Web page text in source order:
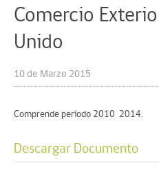
Comercio
Unido
10 de Marzo 2015
Comprende período 2010  2014.
Descargar Documento